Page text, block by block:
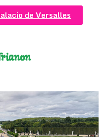
de Versalles